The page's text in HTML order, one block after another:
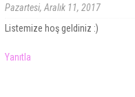
Pazartesi, Aralık 11, 2017
Listemize hoş geldiniz :)
Yanıtla